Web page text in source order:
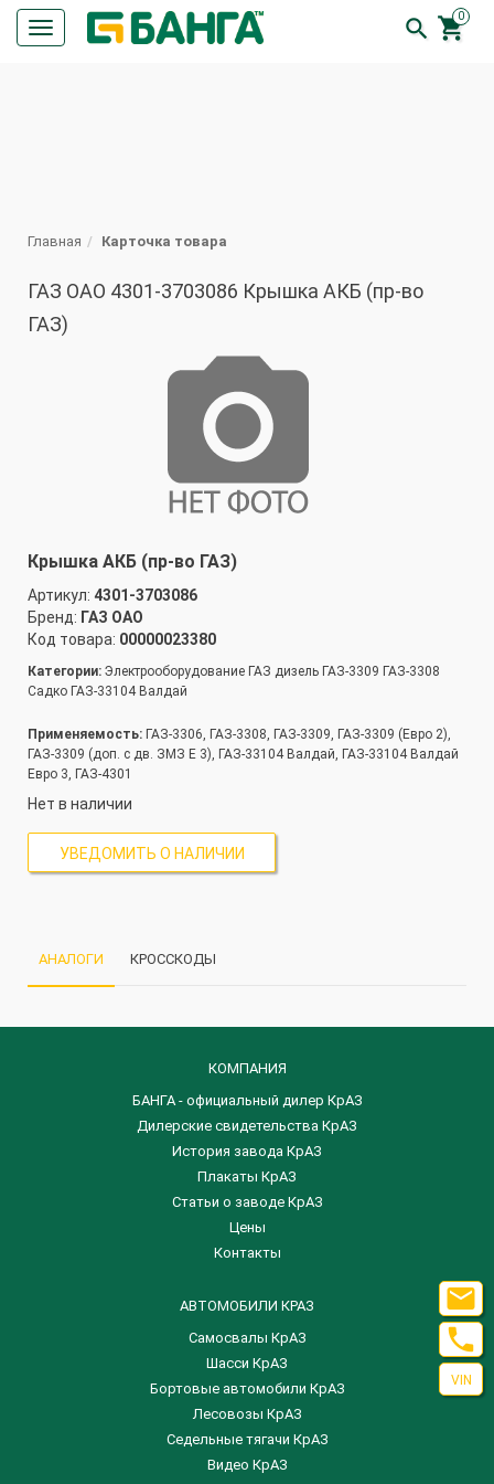
Кнопка
меню
0


Главная Карточка товара
ГАЗ ОАО 4301-3703086 Крышка АКБ (пр-во
ГАЗ)
Крышка АКБ (пр-во ГАЗ)
Артикул: 4301-3703086
Бренд: ГАЗ ОАО
Код товара: 00000023380
Категории: Электрооборудование ГАЗ дизель ГАЗ-3309 ГАЗ-3308
Садко ГАЗ-33104 Валдай
Применяемость: ГАЗ-3306, ГАЗ-3308, ГАЗ-3309, ГАЗ-3309 (Евро 2),
ГАЗ-3309 (доп. с дв. ЗМЗ Е 3), ГАЗ-33104 Валдай, ГАЗ-33104 Валдай
Евро 3, ГАЗ-4301
Нет в наличии
УВЕДОМИТЬ О НАЛИЧИИ
АНАЛОГИ КРОССКОДЫ
КОМПАНИЯ
БАНГА - официальный дилер КрАЗ
Дилерские свидетельства КрАЗ
История завода КрАЗ
Плакаты КрАЗ
Статьи о заводе КрАЗ
Цены
Контакты
АВТОМОБИЛИ КРАЗ
Самосвалы КрАЗ
Шасси КрАЗ
Бортовые автомобили КрАЗ
Лесовозы КрАЗ
Седельные тягачи КрАЗ
Видео КрАЗ


VIN